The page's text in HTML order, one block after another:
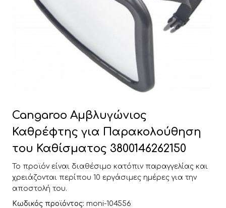
Cangaroo Αμβλυγώνιος
Καθρέφτης για Παρακολούθηση
του Καθίσματος 3800146262150
Το προϊόν είναι διαθέσιμο κατόπιν παραγγελίας και
χρειάζονται περίπου 10 εργάσιμες ημέρες για την
αποστολή του.
Κωδικός προϊόντος: moni-104556